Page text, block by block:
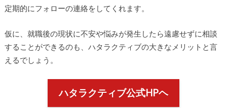
定期的にフォローの連絡をしてくれます。
仮に、就職後の現状に不安や悩みが発生したら遠慮せずに相談
することができるのも、ハタラクティブの大きなメリットと言
えるでしょう。
ハタラクティブ公式HPヘ